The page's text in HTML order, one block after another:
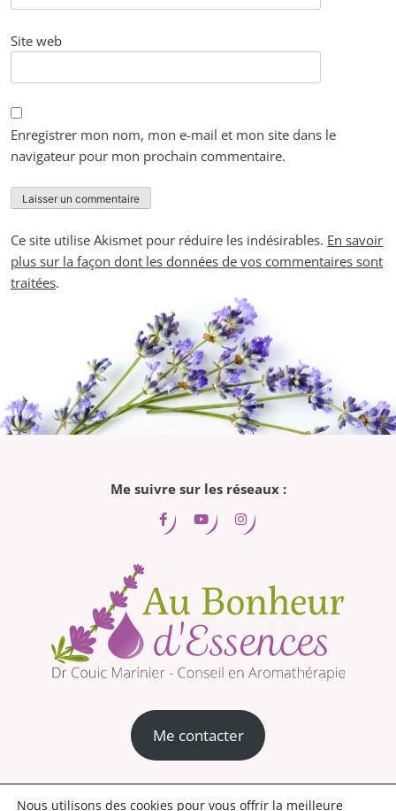
Site web
Enregistrer mon nom, mon e-mail et mon site dans le
navigateur pour mon prochain commentaire.
Ce site utilise Akismet pour réduire les indésirables. En savoir
plus sur la façon dont les données de vos commentaires sont
traitées.
Me suivre sur les réseaux :
Me contacter
Mentions légales Conditions générales de vente
Nous utilisons des cookies pour vous offrir la meilleure